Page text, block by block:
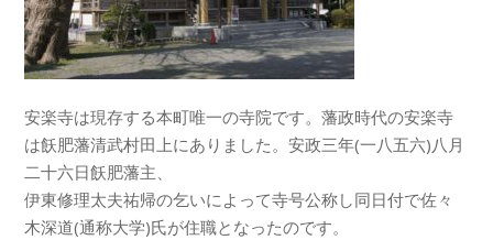
安楽寺は現存する本町唯一の寺院です。藩政時代の安楽寺
は飫肥藩清武村田上にありました。安政三年(一八五六)八月
二十六日飫肥藩主、
伊東修理太夫祐帰の乞いによって寺号公称し同日付で佐々
木深道(通称大学)氏が住職となったのです。